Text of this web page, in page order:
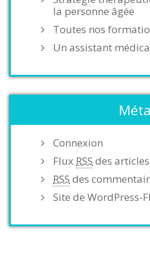
la personne âgée
Toutes nos
Un assistant
Méta
Connexion
Flux RSS des articles
RSS des
Site de WordPress-